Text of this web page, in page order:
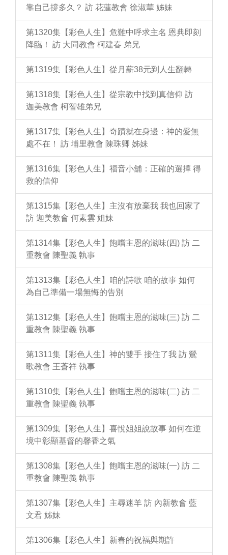
靠自己撐多久？ 訪 花蓮教會 徐淑華 姊妹
第1320集【彩色人生】危難中呼求主名 恩典即刻
降臨！ 訪 大同教會 柯建春 弟兄
第1319集【彩色人生】從月薪38元到人生翻轉
第1318集【彩色人生】從宗教中找到真信仰 訪
迦美教會 柯智雄弟兄
第1317集【彩色人生】奇蹟就在身邊：神的愛無
處不在！ 訪 埔里教會 陳珠卿 姊妹
第1316集【彩色人生】福音小舖：正確的選擇 得
救的信仰
第1315集【彩色人生】主沒有放棄我 我也回家了
訪 迦美教會 何素雲 姐妹
第1314集【彩色人生】飽嚐主恩的滋味(四) 訪 二
重教會 陳聖義 執事
第1313集【彩色人生】咱的詩歌 咱的故事 如何
為自己準備一場無悔的告別
第1312集【彩色人生】飽嚐主恩的滋味(三) 訪 二
重教會 陳聖義 執事
第1311集【彩色人生】神的雙手 接住了我 訪 鶯
歌教會 王蒼祥 執事
第1310集【彩色人生】飽嚐主恩的滋味(二) 訪 二
重教會 陳聖義 執事
第1309集【彩色人生】喜悅姐姐說故事 如何在逆
境中彰顯基督的馨香之氣
第1308集【彩色人生】飽嚐主恩的滋味(一) 訪 二
重教會 陳聖義 執事
第1307集【彩色人生】主尋迷羊 訪 內新教會 藍
文君 姊妹
第1306集【彩色人生】新春的祝福與期許